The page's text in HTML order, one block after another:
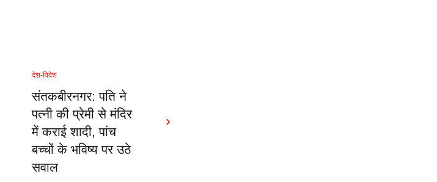
देश-विदेश
संतकबीरनगर: पति ने
पत्नी की प्रेमी से मंदिर
में कराई शादी, पांच
बच्चों के भविष्य पर उठे
सवाल